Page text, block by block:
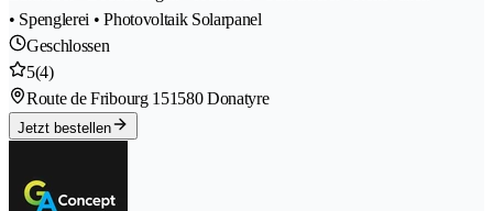
• Spenglerei • Photovoltaik Solarpanel
Geschlossen
5(4)
Route de Fribourg 151580 Donatyre
Jetzt bestellen